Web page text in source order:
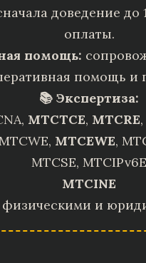
доведение до
оплаты.
помощь:
помощь и
📚 Экспертиза:
MTCTCE, MTCRE
MTCEWE,
MTCSE, MTCIPv6E
MTCINE
физическими и